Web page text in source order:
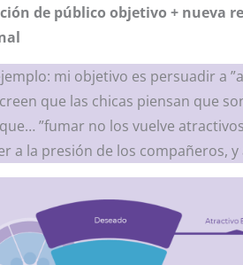
de público objetivo + nueva
mi objetivo es persuadir a
que las chicas piensan que
”fumar no los vuelve
a la presión de los compañeros, y